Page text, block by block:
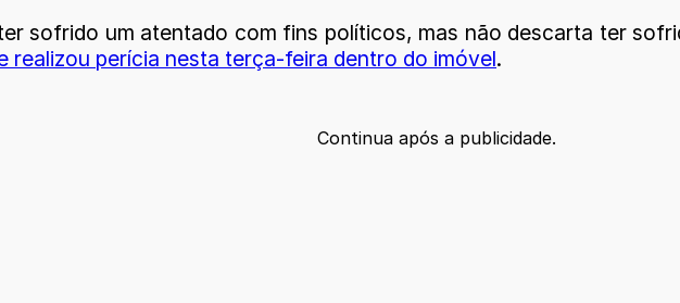
sofrido um atentado com fins políticos, mas não descarta ter
realizou perícia nesta terça-feira dentro do imóvel.
Continua após a publicidade.